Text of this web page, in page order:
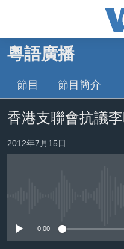
礙
轉
內
主頁
美國大選2024
台灣
美中關係
美國
粵語廣播
節目 節目簡介
香港支聯會抗議
2012年7月15日
0:00